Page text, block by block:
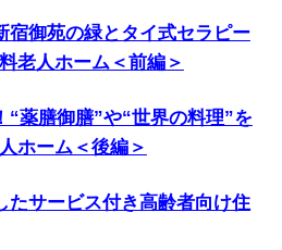
宿御苑の緑とタイ式セラピー
老人ホーム＜前編＞
“薬膳御膳”や“世界の料理”を
ホーム＜後編＞
たサービス付き高齢者向け住